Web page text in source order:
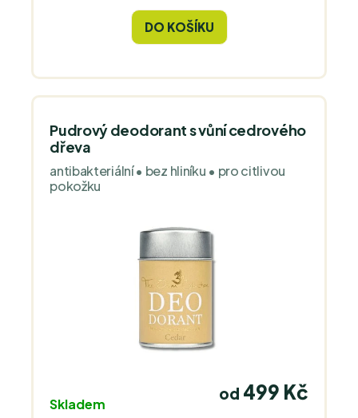
soustředění díky aromaterapeutickým
účinkům pryskyřice kadidla.
DO KOŠÍKU
Pudrový deodorant s vůní cedrového
dřeva
antibakteriální • bez hliníku • pro citlivou
pokožku
Skladem
od 499 Kč